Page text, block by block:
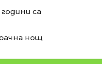
са
нощ